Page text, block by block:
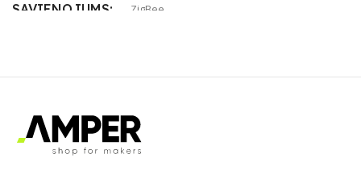
SAVIENOJUMS ZigBee
PIEEJAMS UZREIZ